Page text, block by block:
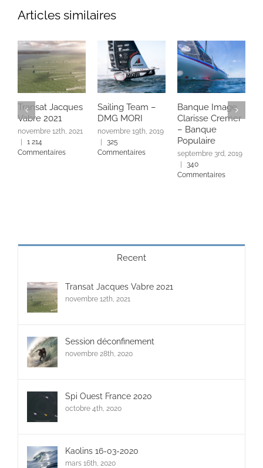
Articles similaires
Transat Jacques
Vabre 2021
novembre 12th, 2021
|
1 214
Commentaires
Sailing Team –
DMG MORI
novembre 19th, 2019
|
325
Commentaires
Banque Image
Clarisse Cremer
– Banque
Populaire
septembre 3rd, 2019
|
340
Commentaires
Recent
Transat Jacques Vabre 2021
novembre 12th, 2021
Session déconfinement
novembre 28th, 2020
Spi Ouest France 2020
octobre 4th, 2020
Kaolins 16-03-2020
mars 16th, 2020